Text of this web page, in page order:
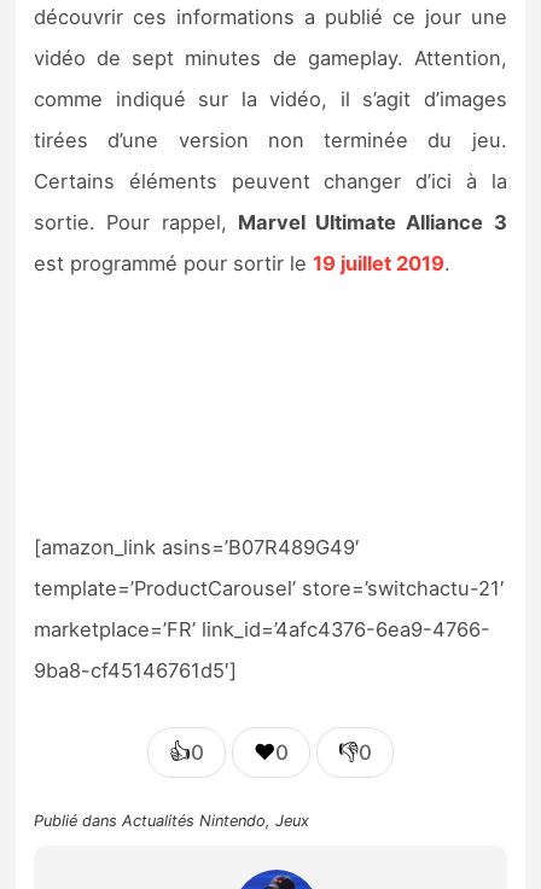
découvrir ces informations a publié ce jour une
vidéo de sept minutes de gameplay. Attention,
comme indiqué sur la vidéo, il s’agit d’images
tirées d’une version non terminée du jeu.
Certains éléments peuvent changer d’ici à la
sortie. Pour rappel, Marvel Ultimate Alliance 3
est programmé pour sortir le19 juillet 2019.
[amazon_link asins=’B07R489G49′
template=’ProductCarousel’ store=’switchactu-21′
marketplace=’FR’ link_id=’4afc4376-6ea9-4766-
9ba8-cf45146761d5′]
👍0 ❤️0 👎0
Publié dansActualités Nintendo,Jeux